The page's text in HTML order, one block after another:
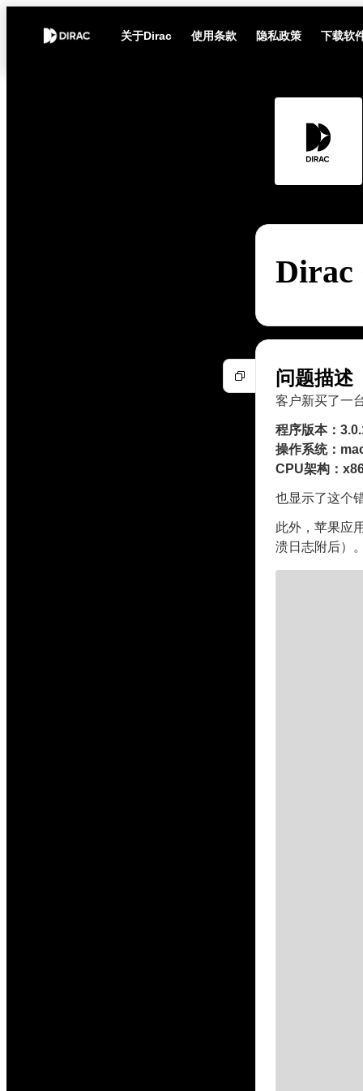
关于Dirac 使用条款 隐私政策 下载软
Dirac
问题描述
客户新买了一
程序版本：
操作系统：
CPU架构：
也显示了这个
此外，苹果应
溃日志附后）。